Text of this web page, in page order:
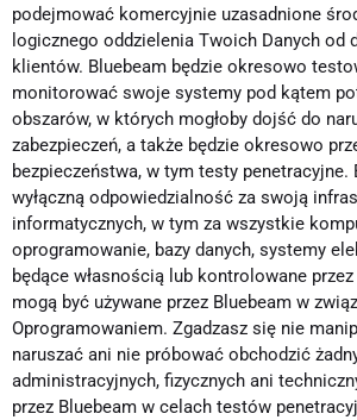
podejmować komercyjnie uzasadnione
logicznego oddzielenia Twoich Danych od
klientów. Bluebeam będzie okresowo
monitorować swoje systemy pod kątem
obszarów, w których mogłoby dojść do
zabezpieczeń, a także będzie okresowo
bezpieczeństwa, w tym testy penetracyjne.
wyłączną odpowiedzialność za swoją
informatycznych, w tym za wszystkie
oprogramowanie, bazy danych, systemy
będące własnością lub kontrolowane
mogą być używane przez Bluebeam w
Oprogramowaniem. Zgadzasz się nie
naruszać ani nie próbować obchodzić
administracyjnych, fizycznych ani
przez Bluebeam w celach testów